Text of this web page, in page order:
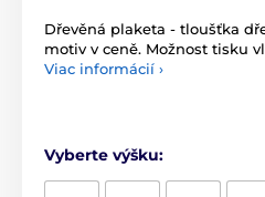
Dřevěná plaketa - tloušťka
motiv v ceně. Možnost tisku
Viac informácií ›
Vyberte výšku: